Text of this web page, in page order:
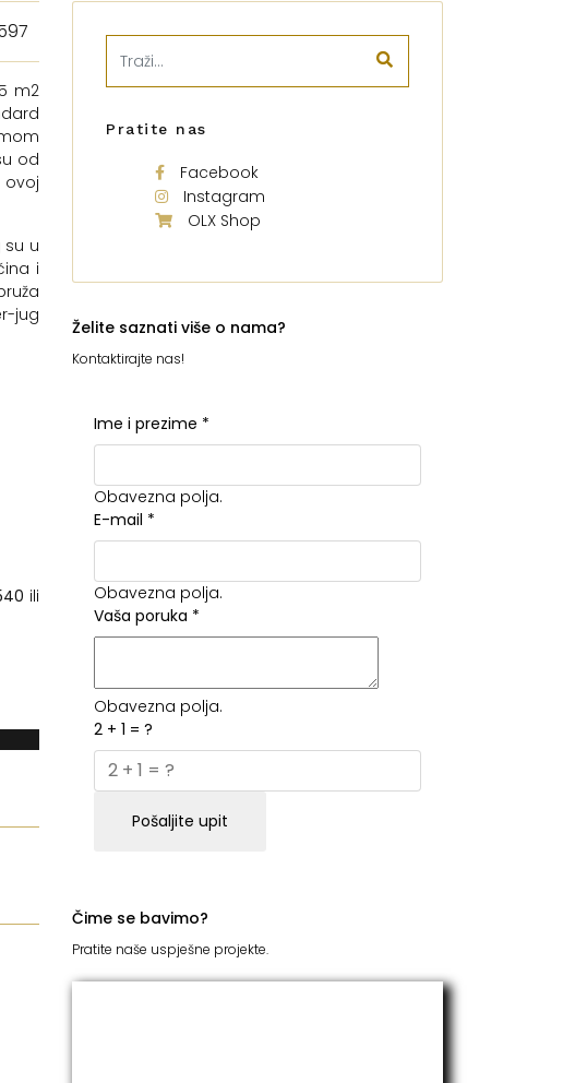
m2
od
ovoj
su u
i
jug
ili
Pratite nas
Facebook
Instagram
OLX Shop
Želite saznati više o nama?
Kontaktirajte nas!
Ime i prezime *
Obavezna polja.
E-mail *
Obavezna polja.
Vaša poruka *
Obavezna polja.
2 + 1 = ?
Pošaljite upit
Čime se bavimo?
Pratite naše uspješne projekte.